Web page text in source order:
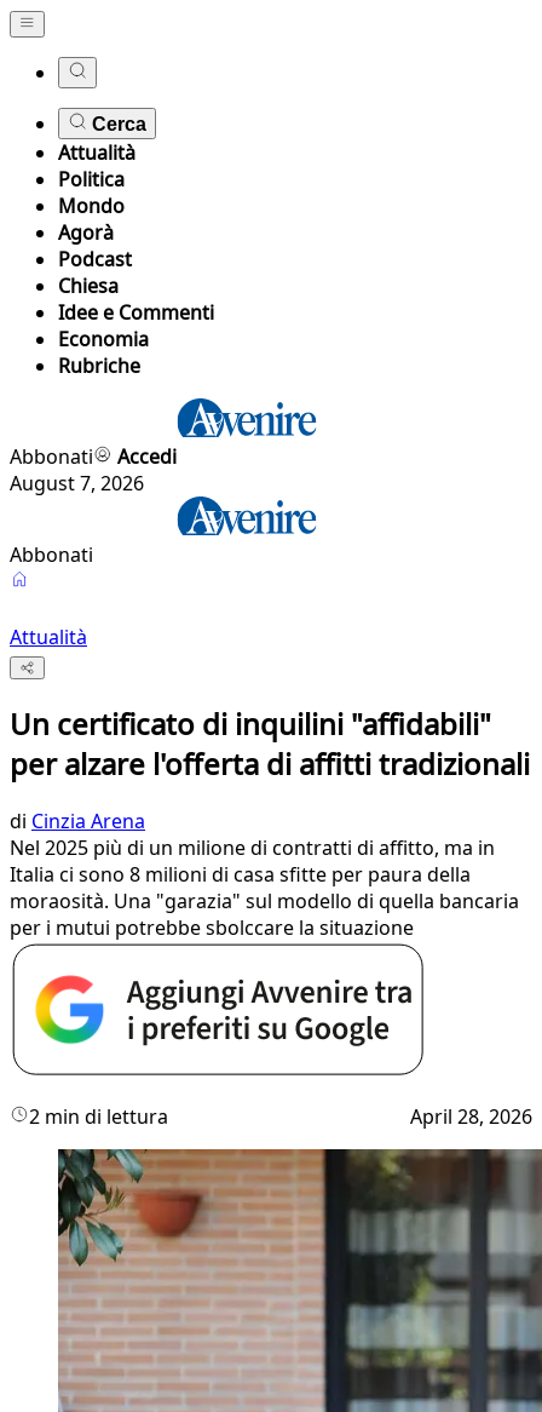
Cerca
Attualità
Politica
Mondo
Agorà
Podcast
Chiesa
Idee e Commenti
Economia
Rubriche
Abbonati
Accedi
August 7, 2026
Abbonati
Attualità
Un certificato di inquilini "affidabili"
per alzare l'offerta di affitti tradizionali
di Cinzia Arena
Nel 2025 più di un milione di contratti di affitto, ma in
Italia ci sono 8 milioni di casa sfitte per paura della
moraosità. Una "garazia" sul modello di quella bancaria
per i mutui potrebbe sbolccare la situazione
2 min di lettura April 28, 2026